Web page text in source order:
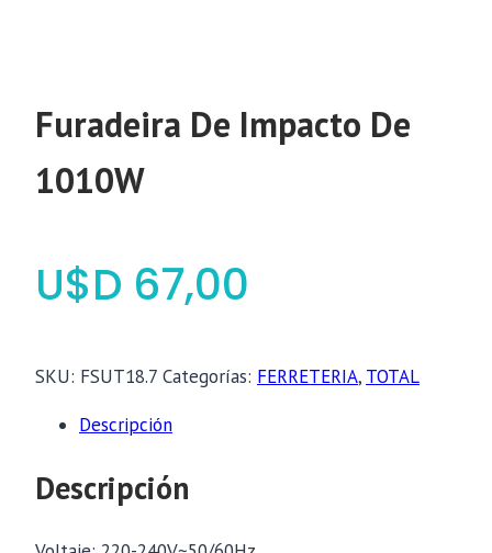
Furadeira De Impacto De
1010W
$ 67,00
SKU: FSUT18.7 Categorías: FERRETERIA, TOTAL
Descripción
Descripción